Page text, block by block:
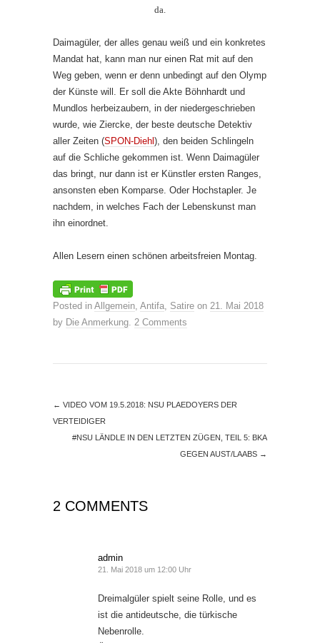
da.
Daimagüler, der alles genau weiß und ein konkretes
Mandat hat, kann man nur einen Rat mit auf den
Weg geben, wenn er denn unbedingt auf den Olymp
der Künste will. Er soll die Akte Böhnhardt und
Mundlos herbeizaubern, in der niedergeschrieben
wurde, wie Ziercke, der beste deutsche Detektiv
aller Zeiten (SPON-Diehl ), den beiden Schlingeln
auf die Schliche gekommen ist. Wenn Daimagüler
das bringt, nur dann ist er Künstler ersten Ranges,
ansonsten eben Komparse. Oder Hochstapler. Je
nachdem, in welches Fach der Lebenskunst man
ihn einordnet.
Allen Lesern einen schönen arbeitsfreien Montag.
Posted in Allgemein, Antifa, Satire on 21. Mai 2018
by Die Anmerkung. 2 Comments
← VIDEO VOM 19.5.2018: NSU PLAEDOYERS DER
VERTEIDIGER
#NSU LÄNDLE IN DEN LETZTEN ZÜGEN, TEIL 5: BKA
GEGEN AUST/LAABS →
2 COMMENTS
admin
21. Mai 2018 um 12:00 Uhr
Dreimalgüler spielt seine Rolle, und es
ist die antideutsche, die türkische
Nebenrolle.